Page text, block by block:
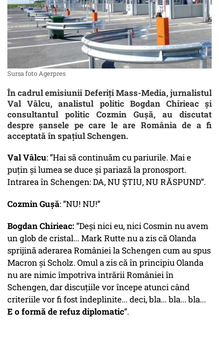
Sursa foto Agerpres
În cadrul emisiunii Deferiți Mass-Media, jurnalistul
Val Vâlcu, analistul politic Bogdan Chirieac și
consultantul politic Cozmin Gușă, au discutat
despre șansele pe care le are România de a fi
acceptată în spațiul Schengen.
Val Vâlcu: ”Hai să continuăm cu pariurile. Mai e
puțin și lumea se duce și pariază la pronosport.
Intrarea în Schengen: DA, NU ȘTIU, NU RĂSPUND”.
Cozmin Gușă: ”NU! NU!”
Bogdan Chirieac:”Deși nici eu, nici Cosmin nu avem
un glob de cristal... Mark Rutte nu a zis că Olanda
sprijină aderarea României la Schengen cum au spus
Macron și Scholz. Omul a zis că în principiu Olanda
nu are nimic împotriva intrării României în
Schengen, dar discuțiile vor începe atunci când
criteriile vor fi fost îndeplinite... deci, bla... bla... bla...
E o formă de refuz diplomatic”.